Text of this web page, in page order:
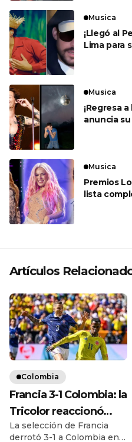
Musica
¡Llegó al
Lima para
Musica
¡Regresa
anuncia
Musica
Premios
lista
Artículos
Colombia
Francia 3-1 Colombia: la
Tricolor reaccionó
tarde en un amistoso
La selección de Francia
derrotó 3-1 a Colombia en